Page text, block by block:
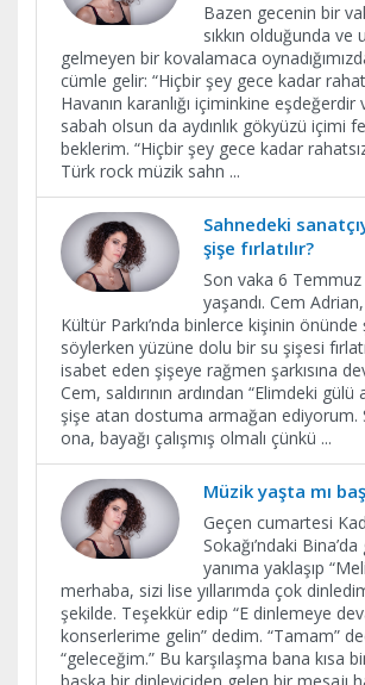
Bazen gecenin bir
sıkkın olduğunda ve
gelmeyen bir kovalamaca
cümle gelir: “Hiçbir şey gece kadar
Havanın karanlığı içiminkine
sabah olsun da aydınlık gökyüzü içimi
beklerim. “Hiçbir şey gece kadar
Türk rock müzik sahn ...
Sahnedeki
şişe fırlatılır?
Son vaka 6 Temmuz
yaşandı. Cem
Kültür Parkı’nda binlerce kişinin önünde
söylerken yüzüne dolu bir su şişesi
isabet eden şişeye rağmen şarkısına
Cem, saldırının ardından “Elimdeki
şişe atan dostuma armağan ediyorum.
ona, bayağı çalışmış olmalı çünkü ...
Müzik yaşta mı
Geçen cumartesi
Sokağı’ndaki
yanıma yaklaşıp
merhaba, sizi lise yıllarımda çok
şekilde. Teşekkür edip “E dinlemeye
konserlerime gelin” dedim. “Tamam”
“geleceğim.” Bu karşılaşma bana kısa